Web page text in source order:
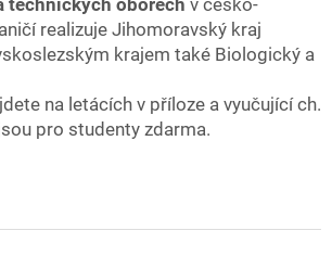
technických oborech v česko-
realizuje Jihomoravský kraj
krajem také Biologický a
na letácích v příloze a vyučující ch.
pro studenty zdarma.